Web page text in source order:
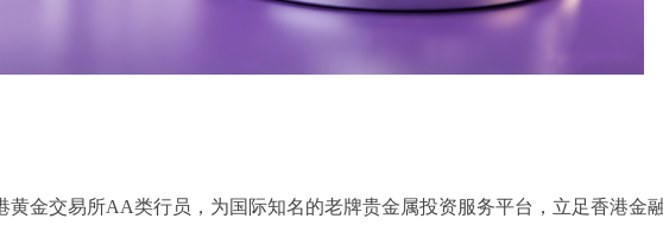
黄金交易所AA类行员，为国际知名的老牌贵金属投资服务平台，立足香港金